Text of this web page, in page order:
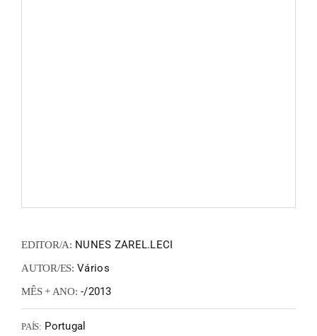
EDITOR/A: NUNES ZAREL.LECI
AUTOR/ES: Vários
MÊS + ANO: -/2013
PAÍS: Portugal